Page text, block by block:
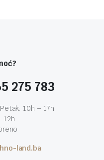
275 783
10h – 17h
12h
land.ba